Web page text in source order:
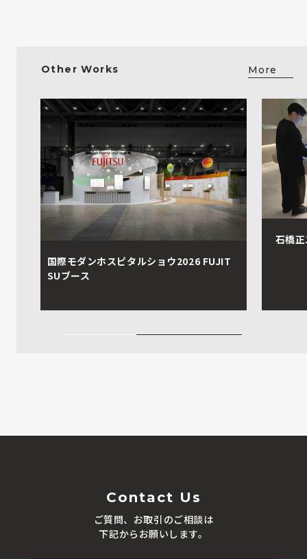
Other Works More
石橋正二郎記念館｜展示室リニューアル
Contact Us
ご質問、お取引のご相談は
下記からお願いします。